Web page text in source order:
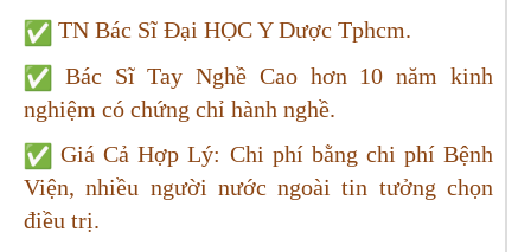
TN Bác Sĩ Đại HỌC Y Dược Tphcm.
Bác Sĩ Tay Nghề Cao hơn 10 năm kinh
nghiệm có chứng chỉ hành nghề.
Giá Cả Hợp Lý: Chi phí bằng chi phí Bệnh
Viện, nhiều người nước ngoài tin tưởng chọn
điều trị.